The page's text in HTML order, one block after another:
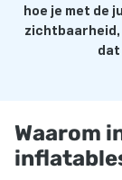
hoe je met de
zichtbaarheid,
Waarom